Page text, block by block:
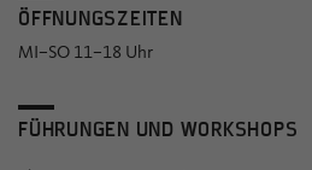
ÖFFNUNGSZEITEN
MI–SO 11–18 Uhr
FÜHRUNGEN UND WORKSHOPS